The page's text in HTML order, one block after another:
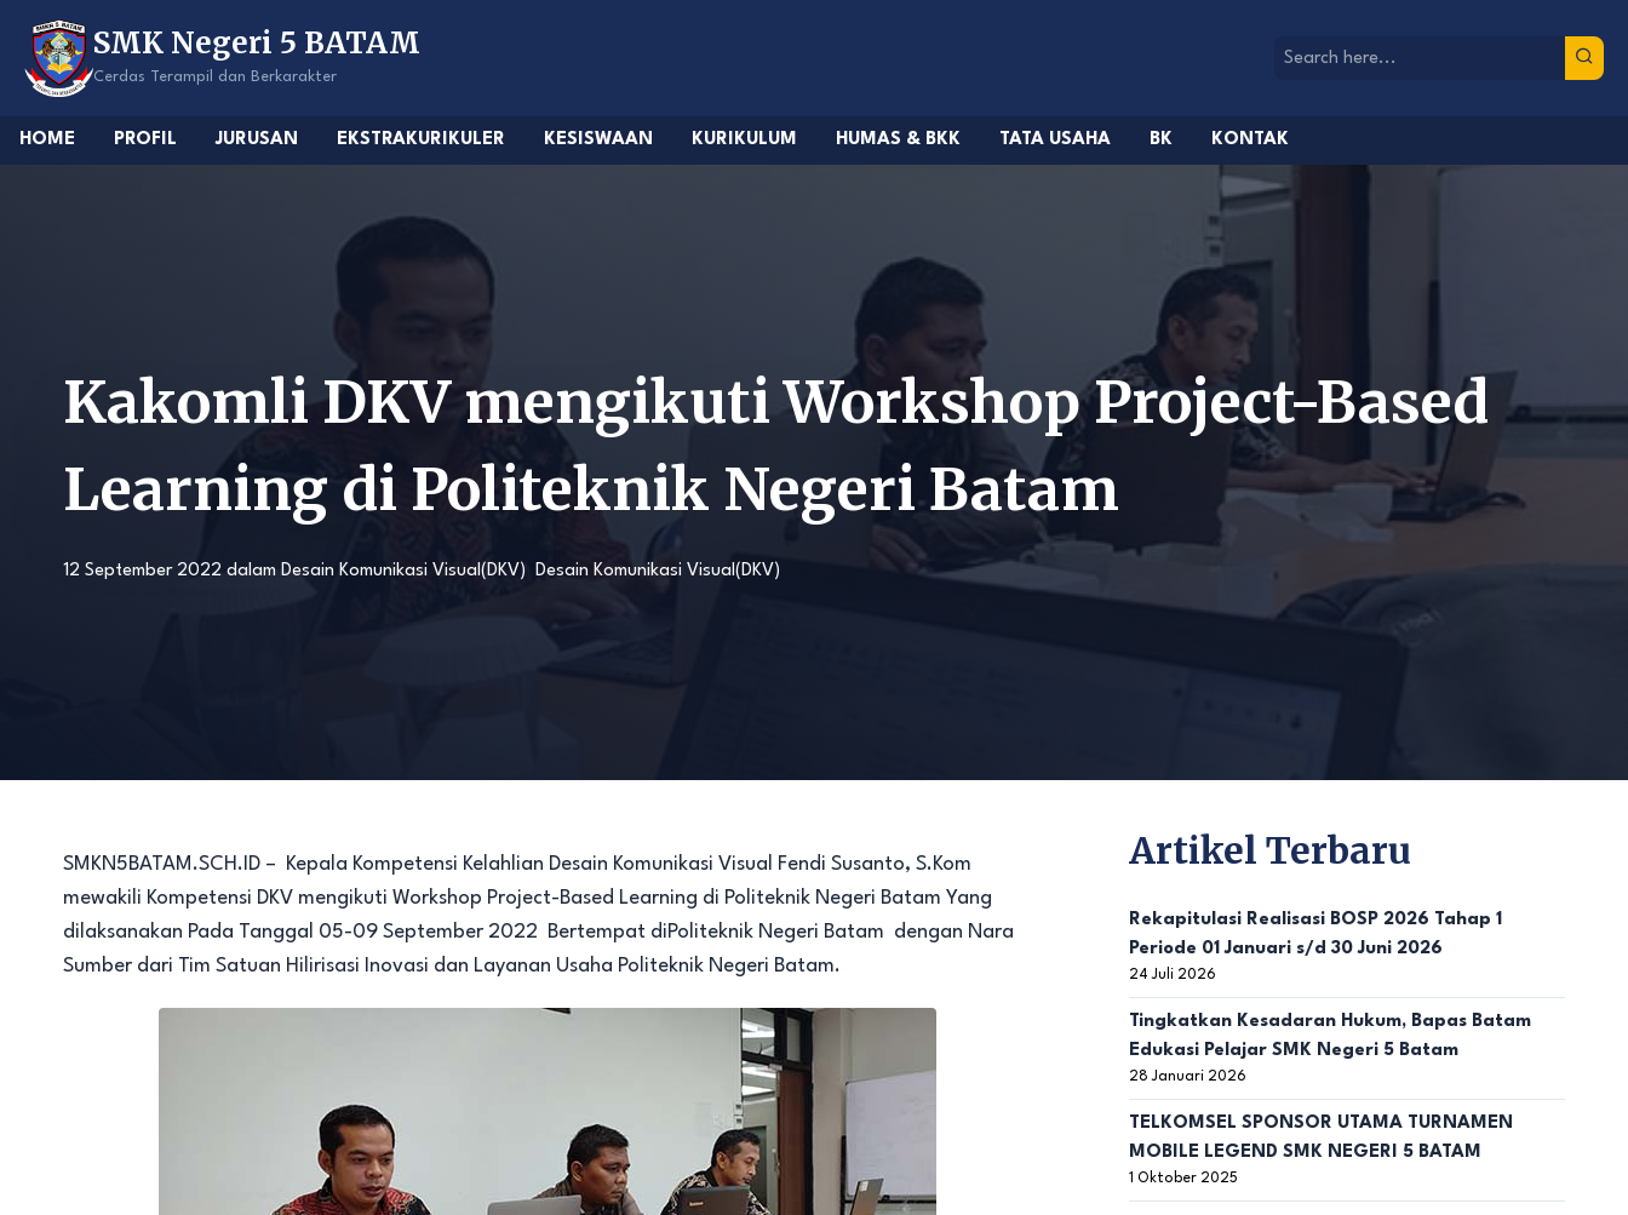
content
SMK Negeri 5 BATAM
Cerdas Terampil dan Berkarakter
HOME PROFIL JURUSAN EKSTRAKURIKULER KESISWAAN KURIKULUM HUMAS & BKK TATA USAHA BK KONTAK
Kakomli DKV mengikuti Workshop Project-Based
Learning di Politeknik Negeri Batam
12 September 2022 dalam Desain Komunikasi Visual(DKV) Desain Komunikasi Visual(DKV)
SMKN5BATAM.SCH.ID – Kepala Kompetensi Kelahlian Desain Komunikasi Visual Fendi Susanto, S.Kom
mewakili Kompetensi DKV mengikuti Workshop Project-Based Learning di Politeknik Negeri Batam Yang
dilaksanakan Pada Tanggal 05-09 September 2022 Bertempat diPoliteknik Negeri Batam dengan Nara
Sumber dari Tim Satuan Hilirisasi Inovasi dan Layanan Usaha Politeknik Negeri Batam.
Artikel Terbaru
Rekapitulasi Realisasi BOSP 2026 Tahap 1
Periode 01 Januari s/d 30 Juni 2026
24 Juli 2026
Tingkatkan Kesadaran Hukum, Bapas Batam
Edukasi Pelajar SMK Negeri 5 Batam
28 Januari 2026
TELKOMSEL SPONSOR UTAMA TURNAMEN
MOBILE LEGEND SMK NEGERI 5 BATAM
1 Oktober 2025